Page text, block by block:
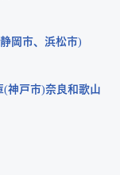
静岡市
浜松市
神戸市 奈良和歌山